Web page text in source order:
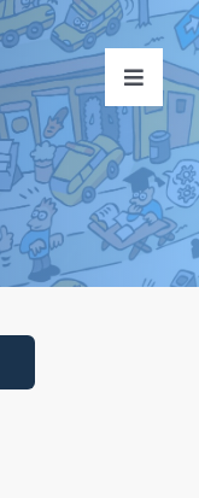
Toggle